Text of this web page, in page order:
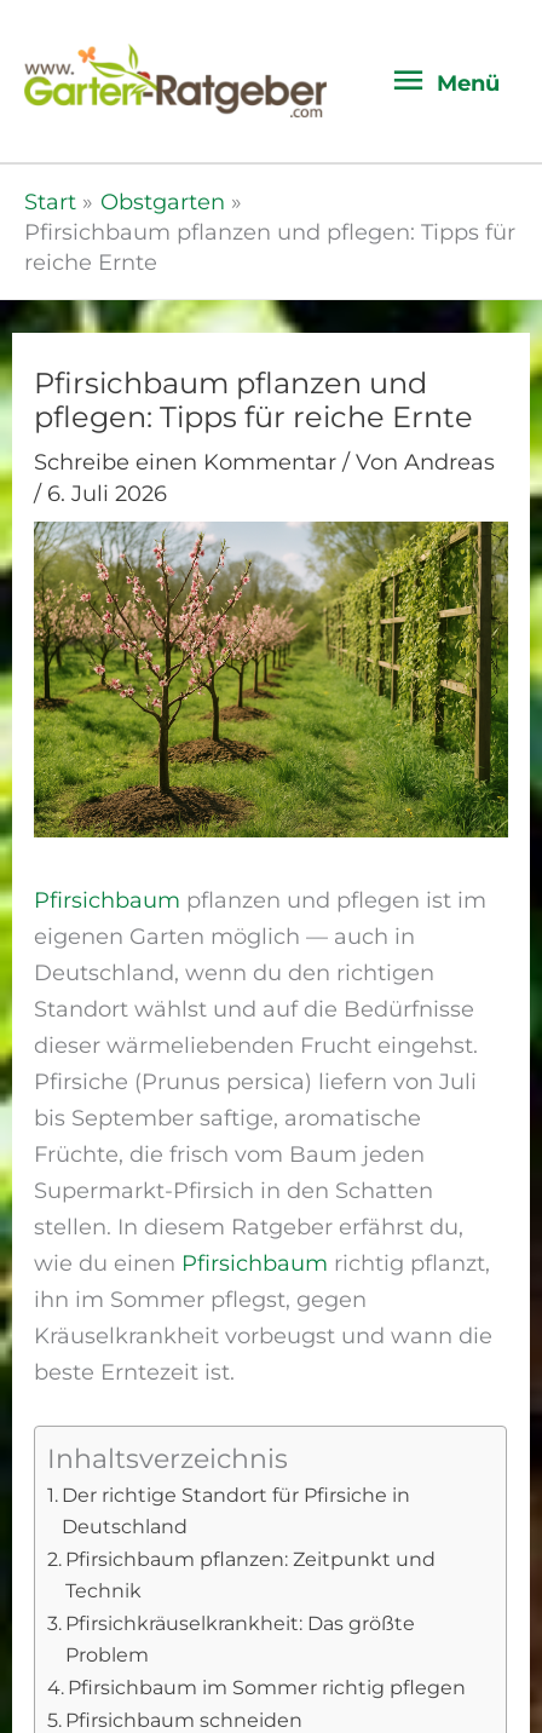
Menü
Start
Obstgarten
Pfirsichbaum pflanzen und pflegen: Tipps für
reiche Ernte
Pfirsichbaum pflanzen und
pflegen: Tipps für reiche Ernte
Schreibe einen Kommentar / VonAndreas
/ 6. Juli 2026
Pfirsichbaum pflanzen und pflegen ist im
eigenen Garten möglich — auch in
Deutschland, wenn du den richtigen
Standort wählst und auf die Bedürfnisse
dieser wärmeliebenden Frucht eingehst.
Pfirsiche (Prunus persica) liefern von Juli
bis September saftige, aromatische
Früchte, die frisch vom Baum jeden
Supermarkt-Pfirsich in den Schatten
stellen. In diesem Ratgeber erfährst du,
wie du einen Pfirsichbaum richtig pflanzt,
ihn im Sommer pflegst, gegen
Kräuselkrankheit vorbeugst und wann die
beste Erntezeit ist.
Inhaltsverzeichnis
Der richtige Standort für Pfirsiche in
Deutschland
Pfirsichbaum pflanzen: Zeitpunkt und
Technik
Pfirsichkräuselkrankheit: Das größte
Problem
Pfirsichbaum im Sommer richtig pflegen
Pfirsichbaum schneiden